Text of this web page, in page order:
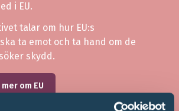
i EU.
talar om hur EU:s
ta emot och ta hand om de
skydd.
om EU